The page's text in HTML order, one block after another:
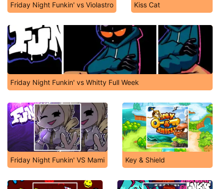
Friday Night Funkin' vs Violastro Kiss Cat
Friday Night Funkin' vs Whitty Full Week
Friday Night Funkin' VS Mami Key & Shield